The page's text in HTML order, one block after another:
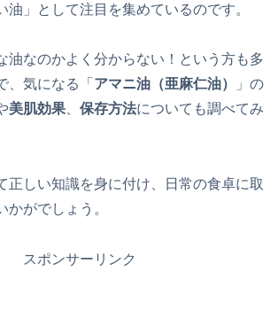
油」として注目を集めているのです。
油なのかよく分からない！という方も多
、気になる「 アマニ油（亜麻仁油）
」の
美肌効果、 保存方法についても調べてみ
正しい知識を身に付け、日常の食卓に取
かがでしょう。
スポンサーリンク